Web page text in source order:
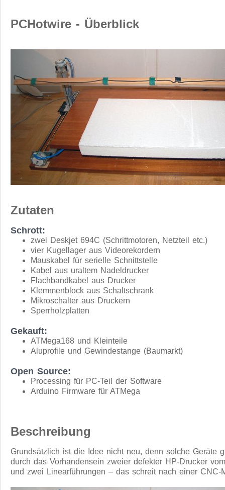
PCHotwire - Überblick
Zutaten
Schrott:
zwei Deskjet 694C (Schrittmotoren, Netzteil etc.)
vier Kugellager aus Videorekordern
Mauskabel für serielle Schnittstelle
Kabel aus uraltem Nadeldrucker
Flachbandkabel aus Drucker
Klemmenblock aus Schaltschrank
Mikroschalter aus Druckern
Sperrholzplatten
Gekauft:
ATMega168 und Kleinteile
Aluprofile und Gewindestange (Baumarkt)
Open Source:
Processing für PC-Teil der Software
Arduino Firmware für ATMega
Beschreibung
Grundsätzlich ist die Idee nicht neu, denn solche Geräte
durch das Vorhandensein zweier defekter HP-Drucker
und zwei Linearführungen – das schreit nach einer CNC-